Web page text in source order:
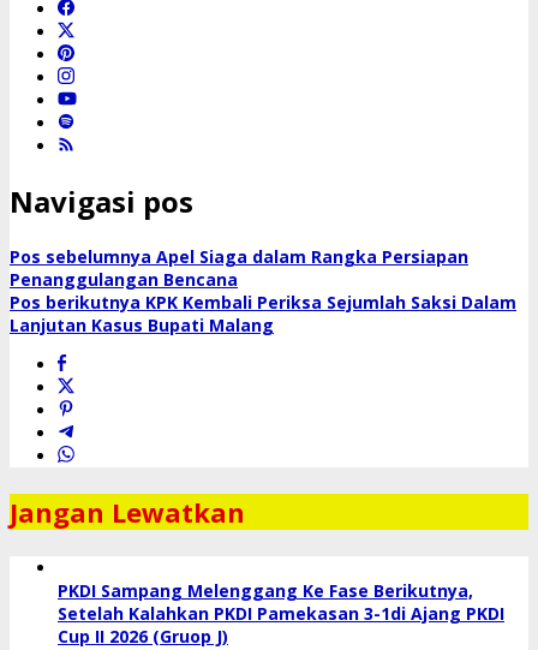
Navigasi pos
Pos sebelumnya Apel Siaga dalam Rangka Persiapan
Penanggulangan Bencana
Pos berikutnya KPK Kembali Periksa Sejumlah Saksi Dalam
Lanjutan Kasus Bupati Malang
Jangan Lewatkan
PKDI Sampang Melenggang Ke Fase Berikutnya,
Setelah Kalahkan PKDI Pamekasan 3-1di Ajang PKDI
Cup II 2026 (Gruop J)